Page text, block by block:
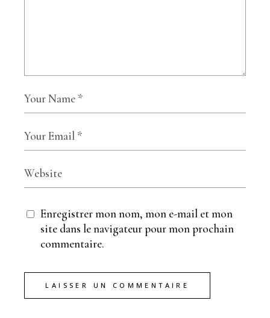
Enregistrer mon nom, mon e-mail et mon
site dans le navigateur pour mon prochain
commentaire.
LAISSER UN COMMENTAIRE